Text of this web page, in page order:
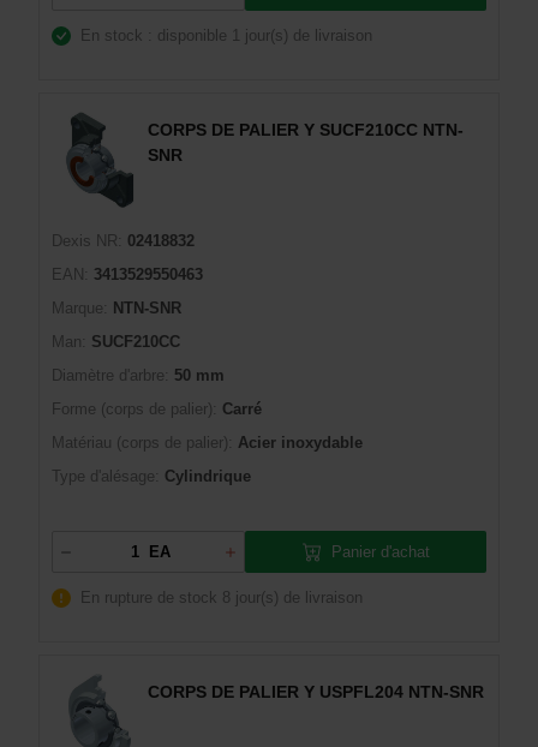
En stock : disponible 1 jour(s) de livraison
CORPS DE PALIER Y SUCF210CC NTN-
SNR
Dexis NR:
02418832
EAN:
3413529550463
Marque:
NTN-SNR
Man:
SUCF210CC
Diamètre d'arbre:
50 mm
Forme (corps de palier):
Carré
Matériau (corps de palier):
Acier inoxydable
Type d'alésage:
Cylindrique
EA Panier d'achat
En rupture de stock 8 jour(s) de livraison
CORPS DE PALIER Y USPFL204 NTN-SNR